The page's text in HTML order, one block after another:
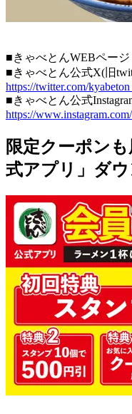
■きゃべとんWEBページ
■きゃべとん公式X(旧
https://twitter.com/
■きゃべとん公式
https://
限定クーポン
式アプリ」ダ